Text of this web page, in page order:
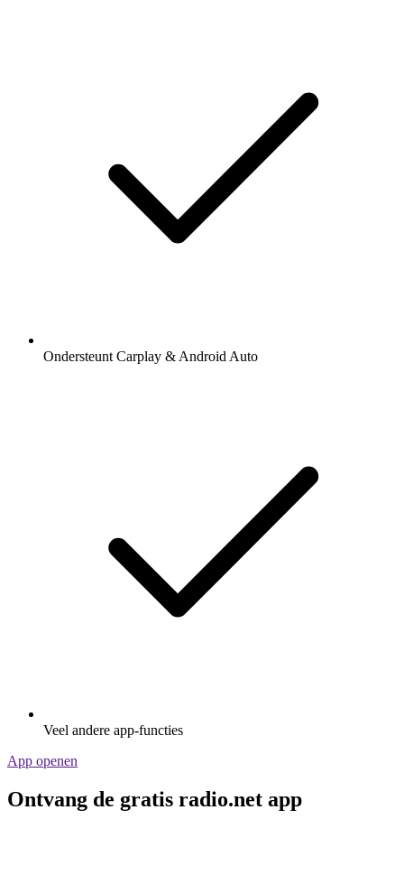
Ondersteunt Carplay & Android Auto
Veel andere app-functies
App openen
Ontvang de gratis radio.net app